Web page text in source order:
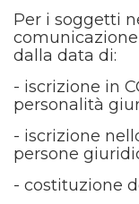
Per i soggetti
dalla data di:
- iscrizione in
personalità
- iscrizione
persone
- costituzione